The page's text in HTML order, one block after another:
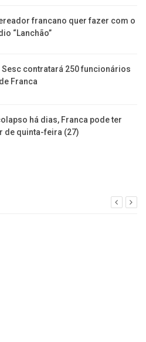
francano quer fazer com o
“Lanchão”
Sesc contratará 250 funcionários
Franca
há dias, Franca pode ter
de quinta-feira (27)